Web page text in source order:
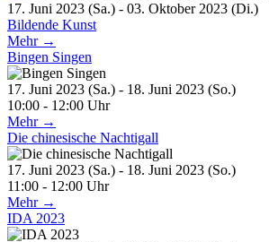
17. Juni 2023 (Sa.) - 03. Oktober 2023 (Di.)
Bildende Kunst
Mehr →
Bingen Singen
17. Juni 2023 (Sa.) - 18. Juni 2023 (So.)
10:00 - 12:00 Uhr
Mehr →
Die chinesische Nachtigall
17. Juni 2023 (Sa.) - 18. Juni 2023 (So.)
11:00 - 12:00 Uhr
Mehr →
IDA 2023